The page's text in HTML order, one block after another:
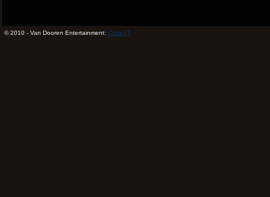
© 2010 - Van Dooren Entertainment: Cube-IT